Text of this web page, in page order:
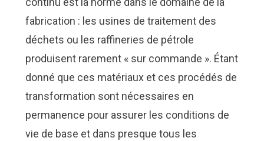
fabrication : les usines de traitement des
déchets ou les raffineries de pétrole
produisent rarement « sur commande ». Étant
donné que ces matériaux et ces procédés de
transformation sont nécessaires en
permanence pour assurer les conditions de
vie de base et dans presque tous les